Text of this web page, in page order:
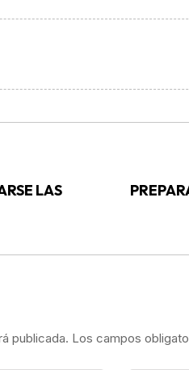
LAS
publicada. Los campos